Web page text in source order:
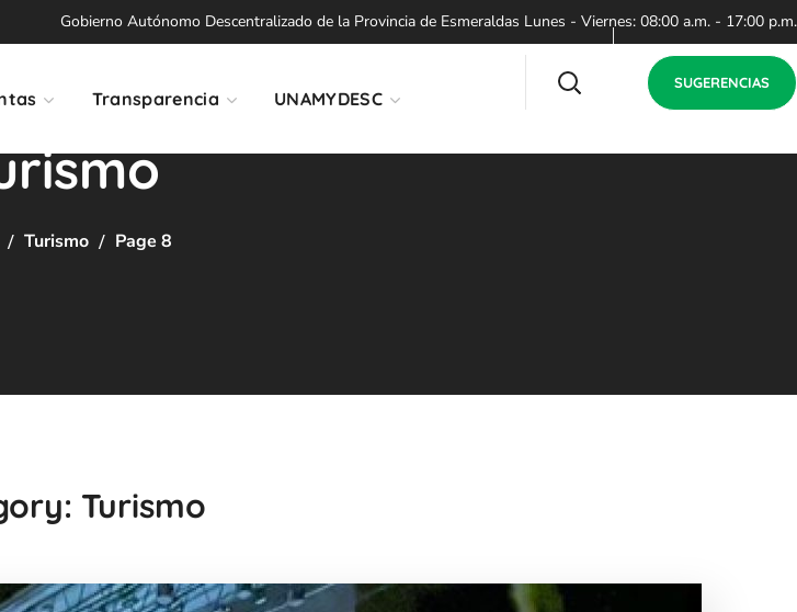
Gobierno Autónomo Descentralizado de la Provincia de Esmeraldas Lunes - Viernes: 08:00 a.m. - 17:00 p.m.
Transparencia UNAMYDESC
SUGERENCIAS
Turismo Page 8
Turismo